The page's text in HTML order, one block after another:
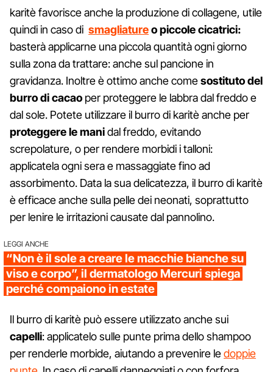
karitè favorisce anche la produzione di collagene, utile
quindi in caso di smagliatureo piccole cicatrici:
basterà applicarne una piccola quantità ogni giorno
sulla zona da trattare: anche sul pancione in
gravidanza. Inoltre è ottimo anche comesostituto del
burro di cacao per proteggere le labbra dal freddo e
dal sole. Potete utilizzare il burro di karitè anche per
proteggere le manidal freddo, evitando
screpolature, o per rendere morbidi i talloni:
applicatela ogni sera e massaggiate fino ad
assorbimento. Data la sua delicatezza, il burro di karitè
è efficace anche sulla pelle dei neonati, soprattutto
per lenire le irritazioni causate dal pannolino.
LEGGI ANCHE
“Non è il sole a creare le macchie bianche su
viso e corpo”, il dermatologo Mercuri spiega
perché compaiono in estate
Il burro di karitè può essere utilizzato anche sui
capelli: applicatelo sulle punte prima dello shampoo
per renderle morbide, aiutando a prevenire ledoppie